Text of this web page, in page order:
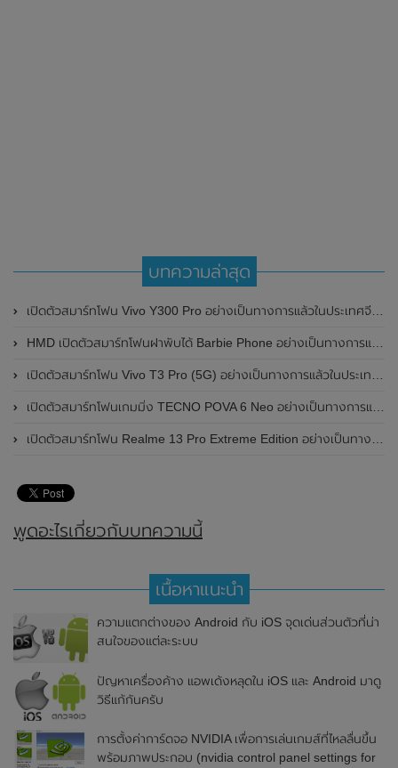
บทความล่าสุด
เปิดตัวสมาร์ทโฟน Vivo Y300 Pro อย่างเป็นทางการแล้วในประเทศจีน มาพร้อมดีไซน์พรีเมี่ยม ทนทาน และแบตเตอรี่สุดอึดขนาดใหญ่ 6,500mAh พร้อมรองรับการชาร์จไว 80W
HMD เปิดตัวสมาร์ทโฟนฝาพับได้ Barbie Phone อย่างเป็นทางการแล้ว มาพร้อมธีมสีชมพูสดใส
เปิดตัวสมาร์ทโฟน Vivo T3 Pro (5G) อย่างเป็นทางการแล้วในประเทศอินเดีย
เปิดตัวสมาร์ทโฟนเกมมิ่ง TECNO POVA 6 Neo อย่างเป็นทางการแล้วในประเทศไทย ในราคา 8,499 บาท
เปิดตัวสมาร์ทโฟน Realme 13 Pro Extreme Edition อย่างเป็นทางการแล้วในประเทศจีน
พูดอะไรเกี่ยวกับบทความนี้
เนื้อหาแนะนำ
ความแตกต่างของ Android กับ iOS จุดเด่นส่วนตัวที่น่า
สนใจของแต่ละระบบ
ปัญหาเครื่องค้าง แอพเด้งหลุดใน iOS และ Android มาดู
วิธีแก้กันครับ
การตั้งค่าการ์ดจอ NVIDIA เพื่อการเล่นเกมส์ที่ไหลลื่นขึ้น
พร้อมภาพประกอบ (nvidia control panel settings for